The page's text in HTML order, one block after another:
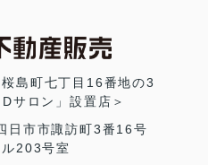
桜島町七丁目16番地の3
サロン」設置店＞
日市市諏訪町3番16号
203号室